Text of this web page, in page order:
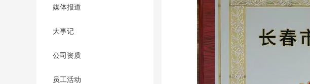
媒体报道
大事记
公司资质
员工活动